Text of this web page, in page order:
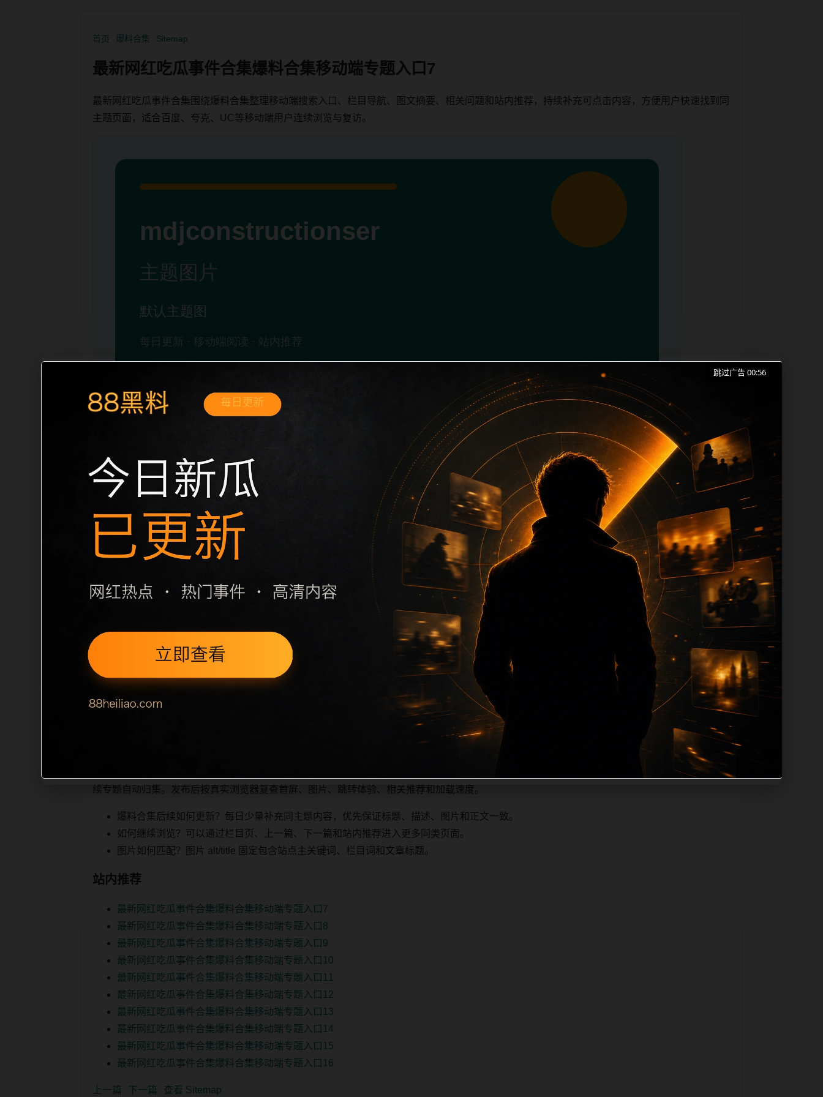
首页 爆料合集 Sitemap
最新网红吃瓜事件合集爆料合集移动端专题入口7
最新网红吃瓜事件合集围绕爆料合集整理移动端搜索入口、栏目导航、图文摘要、相关问题和站内推荐，持续补充可点击内容，方便用户快速找到同
主题页面，适合百度、夸克、UC等移动端用户连续浏览与复访。
最新网红吃瓜事件合集爆料合集移动端专题入口7面向移动端用户的连续浏览场景整理，核心围绕最新网红吃瓜事件合集、爆料合集和同类长尾需求
展开。页面先给出清晰主题，再把相关入口、同类推荐和上下文说明放在同一层级，减少用户来回搜索的成本。内容更新时优先保留真实可点击入
口、稳定标题、明确描述和本地主题图，避免只堆关键词而没有可读信息。第7篇内容用于补齐栏目深度，同时帮助 sitemap、栏目页、首页推荐形
成更自然的内链关系。图片说明统一绑定站点主关键词、栏目词和文章标题，让搜索引擎能够从标题、正文、图片 alt、title 之
栏目内容归集
间识别一致主题。后续每日采集时，建议继续执行远程图片本地化、坏图默认图兜底、标题去重和 description 长度过滤。如果同一主题下有多个相
近页面，应通过不同角度补充事件背景、访问场景、相关问题或专题入口，降低站群页面之间的重复感。页面底部保留同类推荐、上一篇下一篇和
sitemap 入口，保证重要页面点击深度尽量控制在三次以内。正文维护时可按用户搜索路径补充三类信息：入口是否稳定、同栏目还有哪些可继续阅
读、移动端打开时图片和摘要是否一致。每次新增内容后同步检查标题、description、canonical、主题图、alt、title和推荐链接，确保页面既能被搜
索引擎理解，也能让真实用户
顺着栏目继续浏览。同站连续更新时避免重复标题和重复首段，优先补充不同关键词、不同栏目词和不同问题角度。栏目页则保留清晰入口，方便后
续专题自动归集。发布后按真实浏览器复查首屏、图片、跳转体验、相关推荐和加载速度。
爆料合集后续如何更新？每日少量补充同主题内容，优先保证标题、描述、图片和正文一致。
如何继续浏览？可以通过栏目页、上一篇、下一篇和站内推荐进入更多同类页面。
图片如何匹配？图片 alt/title 固定包含站点主关键词、栏目词和文章标题。
站内推荐
最新网红吃瓜事件合集爆料合集移动端专题入口7
最新网红吃瓜事件合集爆料合集移动端专题入口8
最新网红吃瓜事件合集爆料合集移动端专题入口9
最新网红吃瓜事件合集爆料合集移动端专题入口10
最新网红吃瓜事件合集爆料合集移动端专题入口11
最新网红吃瓜事件合集爆料合集移动端专题入口12
最新网红吃瓜事件合集爆料合集移动端专题入口13
最新网红吃瓜事件合集爆料合集移动端专题入口14
最新网红吃瓜事件合集爆料合集移动端专题入口15
最新网红吃瓜事件合集爆料合集移动端专题入口16
上一篇 下一篇 查看 Sitemap
跳过广告 00:56